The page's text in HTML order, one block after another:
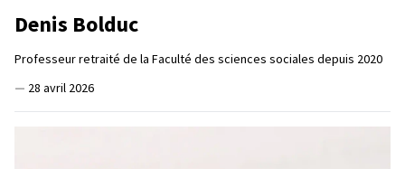
Denis Bolduc
Professeur retraité de la Faculté des sciences sociales depuis 2020
— 28 avril 2026